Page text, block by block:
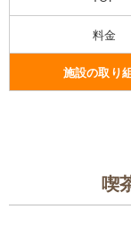
料金
施設の取り
喫